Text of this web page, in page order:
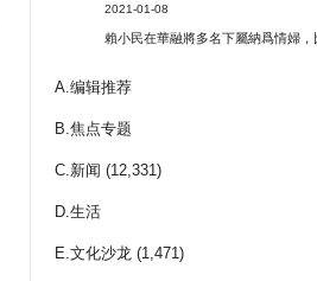
2021-01-08
賴小民在華融將多名下屬納爲情婦，
A.编辑推荐
B.焦点专题
C.新闻 (12,331)
D.生活
E.文化沙龙 (1,471)